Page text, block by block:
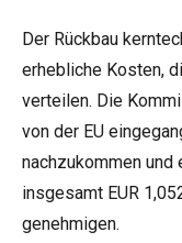
Der Rückbau
erhebliche Kosten,
verteilen. Die
von der EU
nachzukommen
insgesamt EUR
genehmigen.